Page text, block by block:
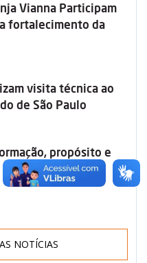
Vianna Participam
fortalecimento da
visita técnica ao
de São Paulo
propósito e
NOTÍCIAS